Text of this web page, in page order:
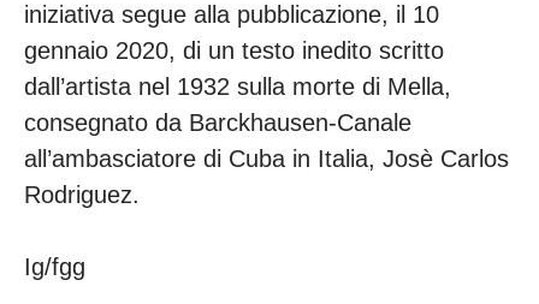
iniziativa segue alla pubblicazione, il 10
gennaio 2020, di un testo inedito scritto
dall’artista nel 1932 sulla morte di Mella,
consegnato da Barckhausen-Canale
all’ambasciatore di Cuba in Italia, Josè Carlos
Rodriguez.
Ig/fgg